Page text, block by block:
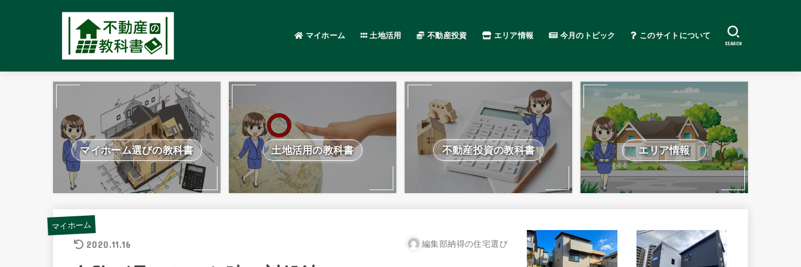
マイホーム 土地活用 不動産投資 エリア情報 今月のトピック このサイトについて
SEARCH
マイホーム選びの教科書 土地活用の教科書 不動産投資の教科書 エリア情報
マイホーム
2020.11.16 編集部納得の住宅選び